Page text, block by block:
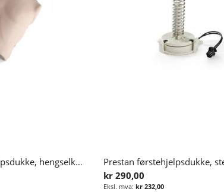
Prestan førstehjelpsdukke, hengselkrok til torso (reservedel)
kr 290,00
kr 232,00